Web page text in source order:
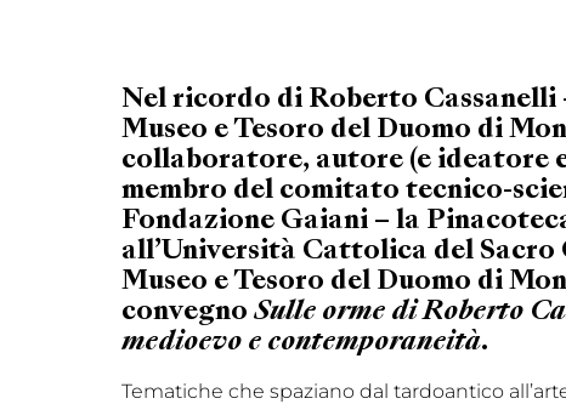
Nel ricordo di Roberto
Museo e Tesoro del Duomo di
collaboratore, autore (e ideatore
membro del comitato tecnico-
Fondazione Gaiani – la
all’Università Cattolica del Sacro
Museo e Tesoro del Duomo di
convegno Sulle orme di Roberto
medioevo e contemporaneità.
Tematiche che spaziano dal tardoantico